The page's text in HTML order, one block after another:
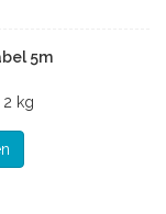
5m
2 kg